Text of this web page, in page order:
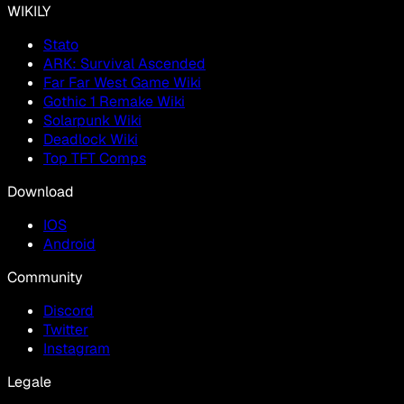
WIKILY
Stato
ARK: Survival Ascended
Far Far West Game Wiki
Gothic 1 Remake Wiki
Solarpunk Wiki
Deadlock Wiki
Top TFT Comps
Download
IOS
Android
Community
Discord
Twitter
Instagram
Legale